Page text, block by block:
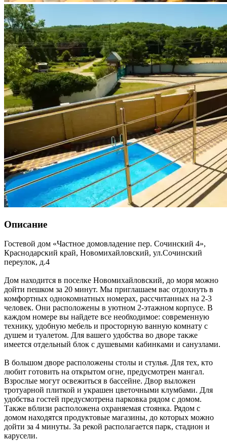
Описание
Гостевой дом «Частное домовладение пер. Сочинский 4»,
Краснодарский край, Новомихайловский, ул.Сочинский
переулок, д.4
Дом находится в поселке Новомихайловский, до моря можно
дойти пешком за 20 минут. Мы приглашаем вас отдохнуть в
комфортных однокомнатных номерах, рассчитанных на 2-3
человек. Они расположены в уютном 2-этажном корпусе. В
каждом номере вы найдете все необходимое: современную
технику, удобную мебель и просторную ванную комнату с
душем и туалетом. Для вашего удобства во дворе также
имеется отдельный блок с душевыми кабинками и санузлами.
В большом дворе расположены столы и стулья. Для тех, кто
любит готовить на открытом огне, предусмотрен мангал.
Взрослые могут освежиться в бассейне. Двор выложен
тротуарной плиткой и украшен цветочными клумбами. Для
удобства гостей предусмотрена парковка рядом с домом.
Также вблизи расположена охраняемая стоянка. Рядом с
домом находятся продуктовые магазины, до которых можно
дойти за 4 минуты. За рекой располагается парк, стадион и
карусели.